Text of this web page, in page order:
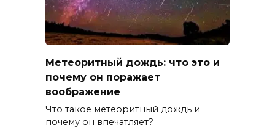
Метеоритный дождь: что это и
почему он поражает
воображение
Что такое метеоритный дождь и
почему он впечатляет?